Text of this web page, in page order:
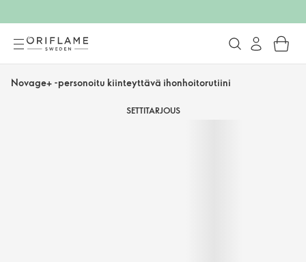
Novage+ -personoitu kiinteyttävä ihonhoitorutiini
SETTITARJOUS